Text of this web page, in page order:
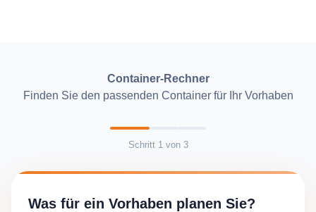
Container-Rechner
Finden Sie den passenden Container für Ihr Vorhaben
Schritt 1von 3
Was für ein Vorhaben planen Sie?